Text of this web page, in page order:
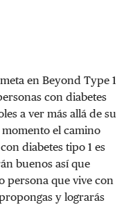
en Beyond Type 1
con diabetes
a ver más allá de su
el camino
diabetes tipo 1 es
buenos así que
persona que vive con
y lograrás